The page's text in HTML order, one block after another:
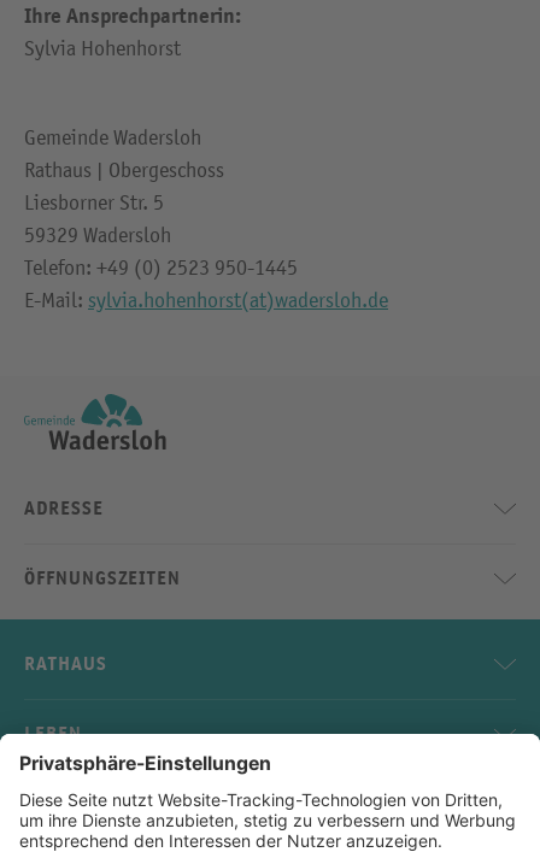
Ihre Ansprechpartnerin:
Sylvia Hohenhorst
Gemeinde Wadersloh
Rathaus | Obergeschoss
Liesborner Str. 5
59329 Wadersloh
Telefon: +49 (0) 2523 950-1445
E-Mail: sylvia.hohenhorst(at)wadersloh.de
ADRESSE
ÖFFNUNGSZEITEN
RATHAUS
LEBEN
SERVICE